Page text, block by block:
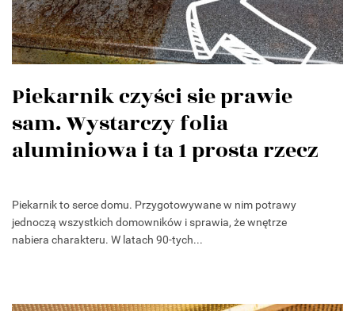
Piekarnik czyści sie prawie
sam. Wystarczy folia
aluminiowa i ta 1 prosta rzecz
Piekarnik to serce domu. Przygotowywane w nim potrawy
jednoczą wszystkich domowników i sprawia, że wnętrze
nabiera charakteru. W latach 90-tych...